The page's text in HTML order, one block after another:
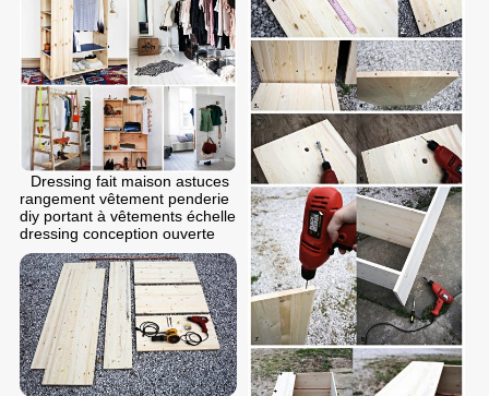
Dressing fait maison astuces
rangement vêtement penderie
diy portant à vêtements échelle
dressing conception ouverte